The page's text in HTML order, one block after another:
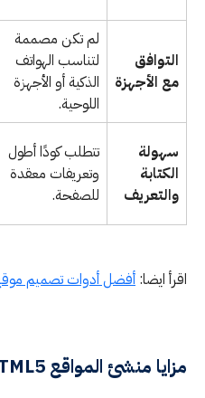
التوافق
مع الأجهزة
لم تكن مصممة
لتناسب الهواتف
الذكية أو الأجهزة
اللوحية.
سهولة
الكتابة
والتعريف
تتطلب كودًا أطول
وتعريفات معقدة
للصفحة.
اقرأ ايضا: أفضل أدوات تصميم
مزايا منشئ المواقع HTML5 من ALWEB